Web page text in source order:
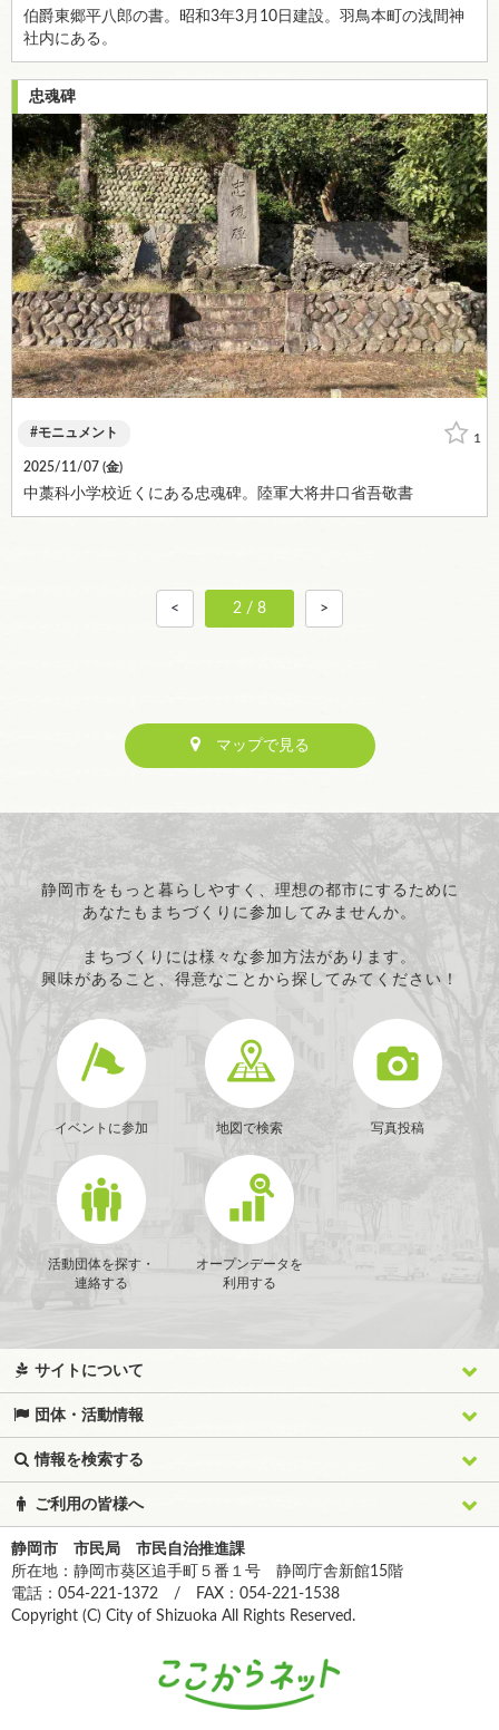
伯爵東郷平八郎の書。昭和3年3月10日建設。羽鳥本町の浅間神
社内にある。
忠魂碑
1
モニュメント
2025/11/07 (金)
中藁科小学校近くにある忠魂碑。陸軍大将井口省吾敬書
< 2 / 8 >
マップで見る
静岡市をもっと暮らしやすく、理想の都市にするために
あなたもまちづくりに参加してみませんか。
まちづくりには様々な参加方法があります。
興味があること、得意なことから探してみてください！
イベントに参加 地図で検索 写真投稿
活動団体を探す・
連絡する
オープンデータを
利用する
サイトについて
団体・活動情報
情報を検索する
ご利用の皆様へ
静岡市 市民局 市民自治推進課
所在地：静岡市葵区追手町５番１号 静岡庁舎新館15階
電話：054-221-1372 / FAX：054-221-1538
Copyright (C) City of Shizuoka All Rights Reserved.